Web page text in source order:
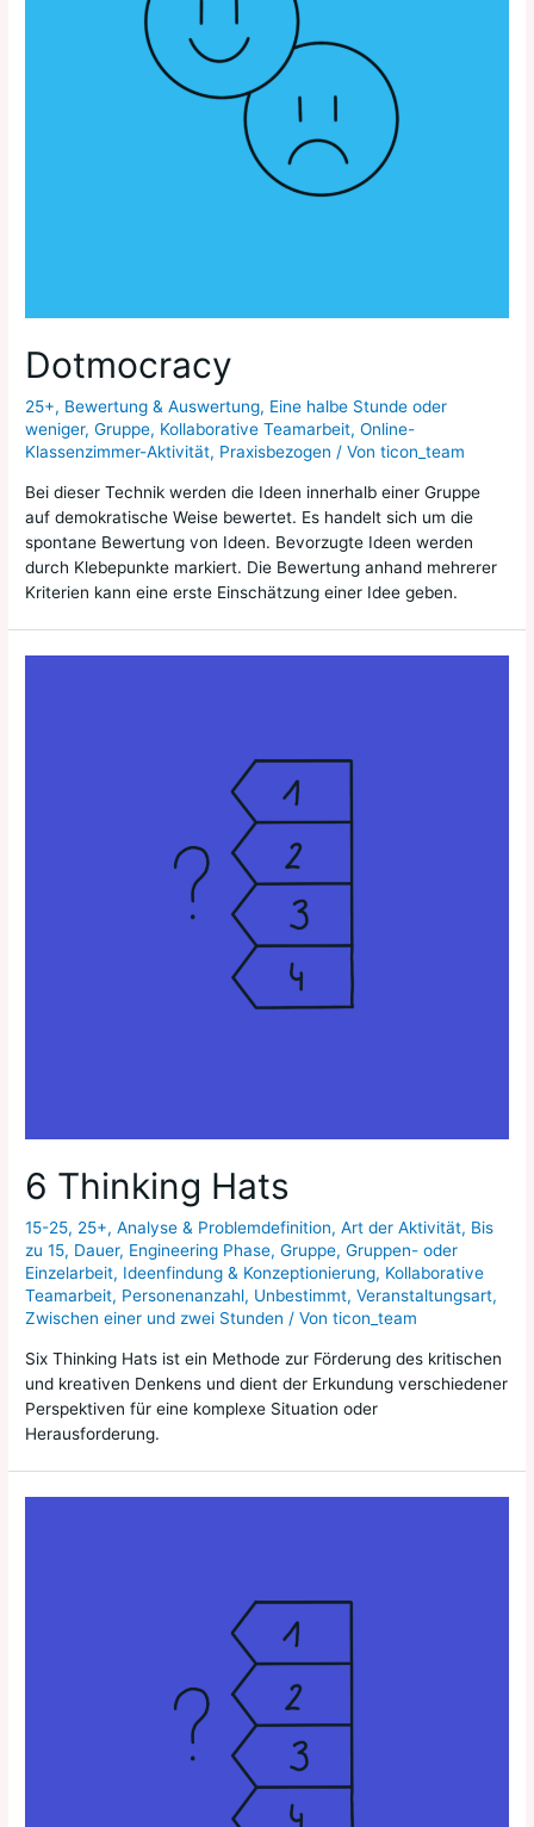
Dotmocracy
25+, Bewertung & Auswertung, Eine halbe Stunde oder
weniger,Gruppe, Kollaborative Teamarbeit,Online-
Klassenzimmer-Aktivität, Praxisbezogen / Vonticon_team
Bei dieser Technik werden die Ideen innerhalb einer Gruppe
auf demokratische Weise bewertet. Es handelt sich um die
spontane Bewertung von Ideen. Bevorzugte Ideen werden
durch Klebepunkte markiert. Die Bewertung anhand mehrerer
Kriterien kann eine erste Einschätzung einer Idee geben.
6 Thinking Hats
15-25, 25+,Analyse & Problemdefinition,Art der Aktivität, Bis
zu 15, Dauer, Engineering Phase,Gruppe,Gruppen- oder
Einzelarbeit, Ideenfindung & Konzeptionierung, Kollaborative
Teamarbeit, Personenanzahl, Unbestimmt,Veranstaltungsart,
Zwischen einer und zwei Stunden / Vonticon_team
Six Thinking Hats ist ein Methode zur Förderung des kritischen
und kreativen Denkens und dient der Erkundung verschiedener
Perspektiven für eine komplexe Situation oder
Herausforderung.